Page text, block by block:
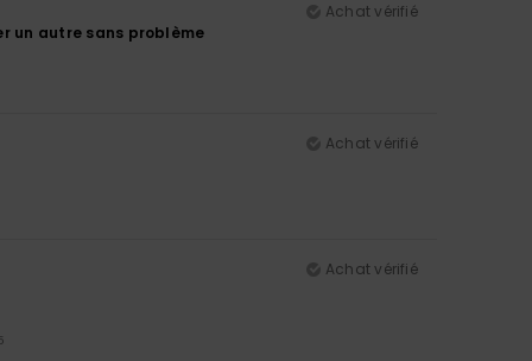
Achat vérifié
un autre sans problème
Achat vérifié
Achat vérifié